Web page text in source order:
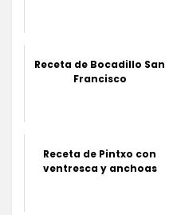
Receta de Bocadillo San
Francisco
Receta de Pintxo con
ventresca y anchoas